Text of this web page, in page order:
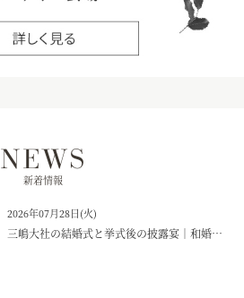
NEWS
新着情報
2026年07月28日(火)
三嶋大社の結婚式と挙式後の披露宴｜和婚ならラグシエナ｜【公式】ザ・ラグシエナ・三島・沼津・富士エリアの結婚式場